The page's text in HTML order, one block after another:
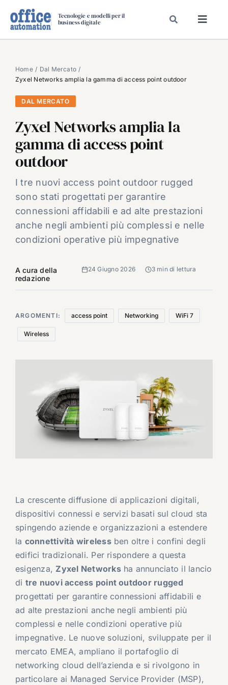
Tecnologie e modelli per il
business digitale
SPECIAL PAPER
TAVOLE ROTONDE DI REDAZIONE
DAL MERCATO
CARRIERE
VIDEO
EVENTI
CHI SIAMO
Home
Dal Mercato
Zyxel Networks amplia la gamma di access point outdoor
DAL MERCATO
Zyxel Networks amplia la
gamma di access point
outdoor
I tre nuovi access point outdoor rugged
sono stati progettati per garantire
connessioni affidabili e ad alte prestazioni
anche negli ambienti più complessi e nelle
condizioni operative più impegnative
A cura della
redazione
24 Giugno 2026 3 min di lettura
ARGOMENTI: access point Networking WiFi 7
Wireless
La crescente diffusione di applicazioni digitali,
dispositivi connessi e servizi basati sul cloud sta
spingendo aziende e organizzazioni a estendere
la connettività wirelessben oltre i confini degli
edifici tradizionali. Per rispondere a questa
esigenza, Zyxel Networksha annunciato il lancio
di tre nuovi access point outdoor rugged
progettati per garantire connessioni affidabili e
ad alte prestazioni anche negli ambienti più
complessi e nelle condizioni operative più
impegnative. Le nuove soluzioni, sviluppate per il
mercato EMEA, ampliano il portafoglio di
networking cloud dell’azienda e si rivolgono in
particolare ai Managed Service Provider (MSP),